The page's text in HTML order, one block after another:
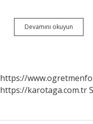
Devamını okuyun
Üzüm
https://
https://karotaga.com.tr